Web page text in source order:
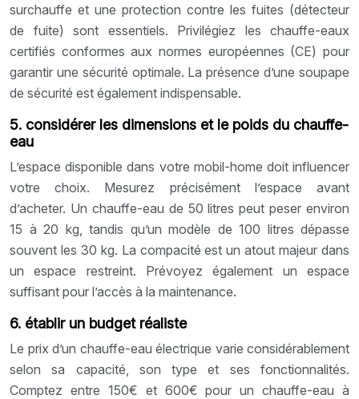
surchauffe et une protection contre les fuites (détecteur
de fuite) sont essentiels. Privilégiez les chauffe-eaux
certifiés conformes aux normes européennes (CE) pour
garantir une sécurité optimale. La présence d’une soupape
de sécurité est également indispensable.
5. considérer les dimensions et le poids du chauffe-
eau
L’espace disponible dans votre mobil-home doit influencer
votre choix. Mesurez précisément l’espace avant
d’acheter. Un chauffe-eau de 50 litres peut peser environ
15 à 20 kg, tandis qu’un modèle de 100 litres dépasse
souvent les 30 kg. La compacité est un atout majeur dans
un espace restreint. Prévoyez également un espace
suffisant pour l’accès à la maintenance.
6. établir un budget réaliste
Le prix d’un chauffe-eau électrique varie considérablement
selon sa capacité, son type et ses fonctionnalités.
Comptez entre 150€ et 600€ pour un chauffe-eau à